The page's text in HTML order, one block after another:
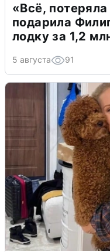
«Всё,
подарила
лодку за 1,2
5 августа 91